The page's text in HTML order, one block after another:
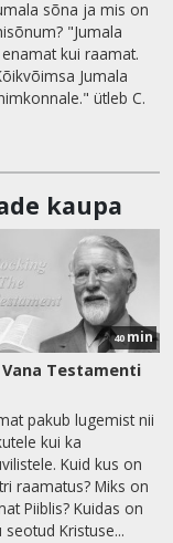
sõna ja mis on
"Jumala
kui raamat.
Jumala
ütleb C.
kaupa
40 min
Testamenti
pakub lugemist nii
kui ka
Kuid kus on
raamatus? Miks on
Piiblis? Kuidas on
seotud Kristuse...